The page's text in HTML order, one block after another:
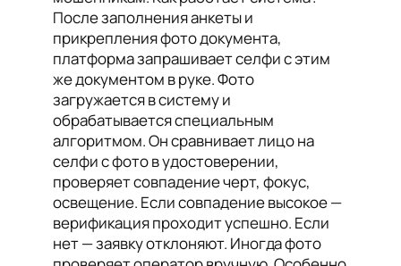
После заполнения анкеты и
прикрепления фото документа,
платформа запрашивает селфи с этим
же документом в руке. Фото
загружается в систему и
обрабатывается специальным
алгоритмом. Он сравнивает лицо на
селфи с фото в удостоверении,
проверяет совпадение черт, фокус,
освещение. Если совпадение высокое —
верификация проходит успешно. Если
нет — заявку отклоняют. Иногда фото